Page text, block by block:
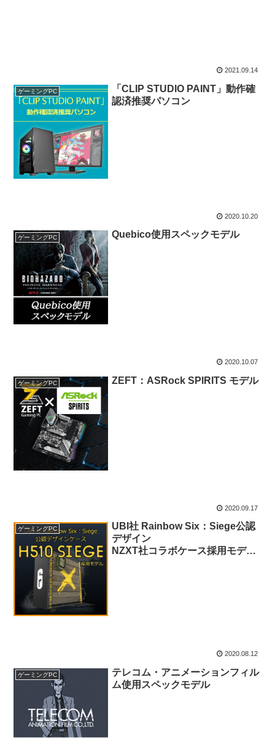
2021.09.14
ゲーミングPC
「CLIP STUDIO PAINT」動作確
認済推奨パソコン
2020.10.20
ゲーミングPC Quebico使用スペックモデル
2020.10.07
ゲーミングPC ZEFT：ASRock SPIRITS モデル
2020.09.17
ゲーミングPC
UBI社 Rainbow Six：Siege公認
デザイン
NZXT社コラボケース採用モデ
2020.08.12
ゲーミングPC
テレコム・アニメーションフィル
ム使用スペックモデル